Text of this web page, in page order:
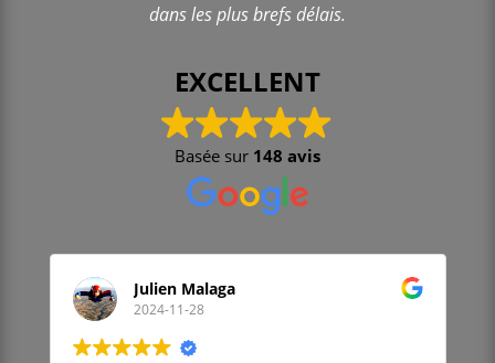
dans les plus brefs délais.
EXCELLENT
Basée sur 148 avis
Julien Malaga
2024-11-28